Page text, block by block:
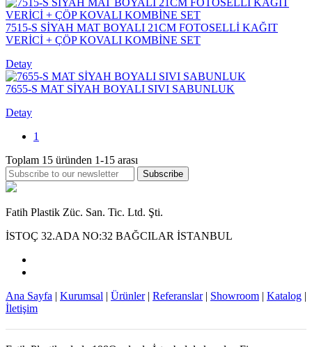
7515-S SİYAH MAT BOYALI 21CM FOTOSELLİ KAĞIT
VERİCİ + ÇÖP KOVALI KOMBİNE SET
Detay
7655-S MAT SİYAH BOYALI SIVI SABUNLUK
Detay
1
Toplam 15 üründen 1-15 arası
Subscribe
Fatih Plastik Züc. San. Tic. Ltd. Şti.
İSTOÇ 32.ADA NO:32 BAĞCILAR İSTANBUL
Ana Sayfa | Kurumsal | Ürünler| Referanslar| Showroom | Katalog |
İletişim